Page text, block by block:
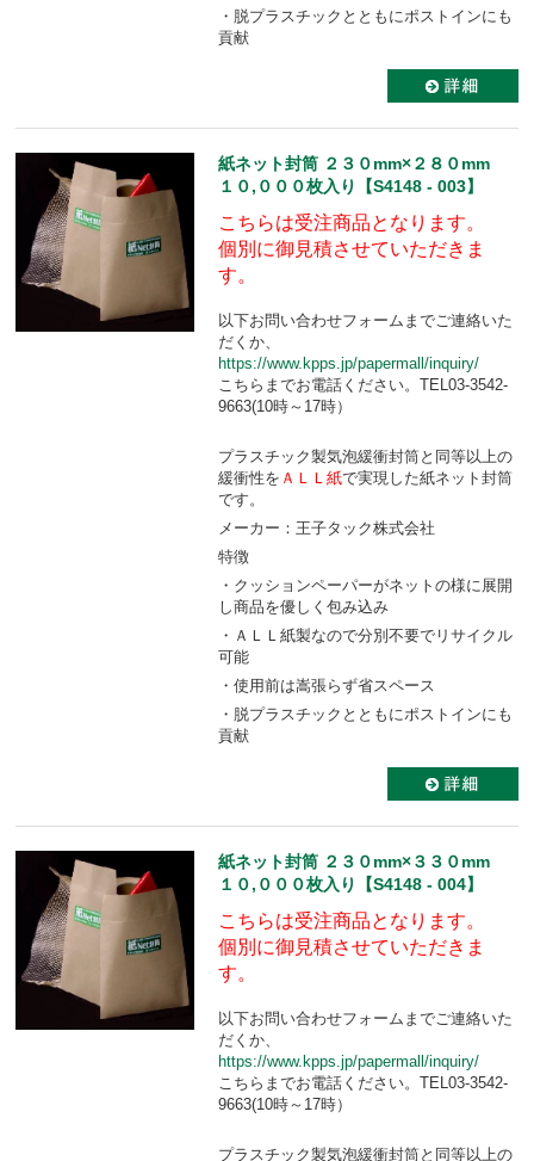
・脱プラスチックとともにポストインにも
貢献
紙ネット封筒 ２３０mm×２８０mm
１０,０００枚入り【S4148 - 003】
こちらは受注商品となります。
個別に御見積させていただきま
す。
以下お問い合わせフォームまでご連絡いた
だくか、
https://www.kpps.jp/papermall/inquiry/
こちらまでお電話ください。TEL03-3542-
9663(10時～17時）
プラスチック製気泡緩衝封筒と同等以上の
緩衝性を ＡＬＬ紙で実現した紙ネット封筒
です。
メーカー：王子タック株式会社
特徴
・クッションペーパーがネットの様に展開
し商品を優しく包み込み
・ＡＬＬ紙製なので分別不要でリサイクル
可能
・使用前は嵩張らず省スペース
・脱プラスチックとともにポストインにも
貢献
紙ネット封筒 ２３０mm×３３０mm
１０,０００枚入り【S4148 - 004】
こちらは受注商品となります。
個別に御見積させていただきま
す。
以下お問い合わせフォームまでご連絡いた
だくか、
https://www.kpps.jp/papermall/inquiry/
こちらまでお電話ください。TEL03-3542-
9663(10時～17時）
プラスチック製気泡緩衝封筒と同等以上の